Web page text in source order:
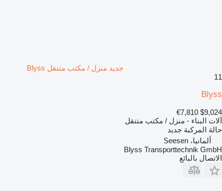
جديد منزل / مكتب متنقل Blyss
11
Blyss
$9,024
€7,810
آلات البناء - منزل / مكتب متنقل
حالة المركبة جديد
ألمانيا، Seesen
Blyss Transporttechnik GmbH
الاتصال بالبائع